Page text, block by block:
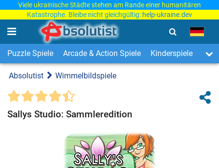
Viele ukrainische Städte stehen am Rande einer humanitären
Katastrophe. Bleibe nicht gleichgültig: help-ukraine.dev
Puzzle Spiele Arcade & Action Spiele Kinderspiele 3-
Absolutist Wimmelbildspiele
Sallys Studio: Sammleredition